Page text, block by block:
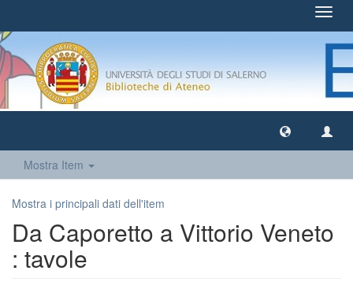
Mostra Item
Mostra i principali dati dell'item
Da Caporetto a Vittorio Veneto
: tavole